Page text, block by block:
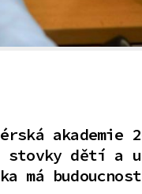
akademie
dětí a
má budoucnost